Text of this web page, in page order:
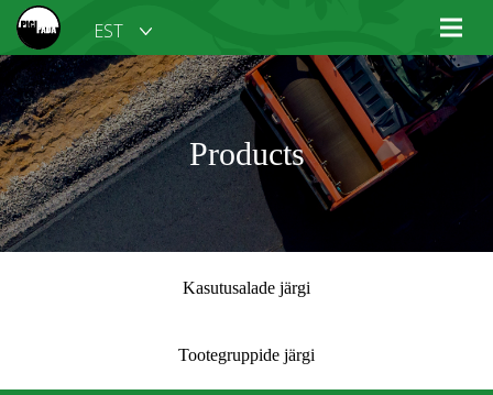
EST
Products
Kasutusalade järgi
Tootegruppide järgi